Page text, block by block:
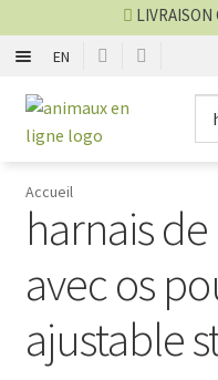
EN
Aller
à
navigation
Aller
au
LIVRAISON
CHIENS
TOILETTAGE
SERVICES
PAR MARQUES
Accueil
harnais
avec os
ajustable